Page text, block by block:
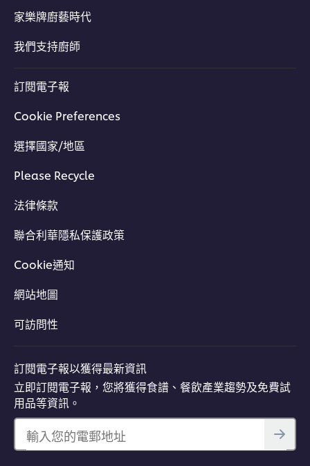
家樂牌廚藝時代
我們支持廚師
訂閱電子報
Cookie Preferences
選擇國家/地區
Please Recycle
法律條款
聯合利華隱私保護政策
Cookie通知
網站地圖
可訪問性
訂閱電子報以獲得最新資訊
立即訂閱電子報，您將獲得食譜、餐飲產業趨勢及免費試
用品等資訊。
輸入您的電郵地址